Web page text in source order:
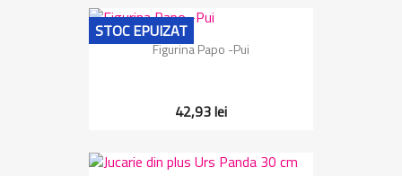
Figurina Papo -Pui
42,93 lei
STOC EPUIZAT